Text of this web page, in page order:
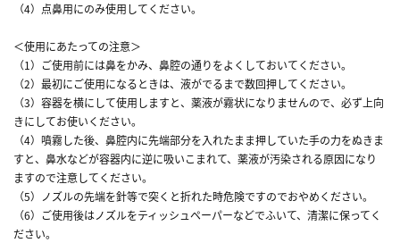
（4）点鼻用にのみ使用してください。
＜使用にあたっての注意＞
（1）ご使用前には鼻をかみ、鼻腔の通りをよくしておいてください。
（2）最初にご使用になるときは、液がでるまで数回押してください。
（3）容器を横にして使用しますと、薬液が霧状になりませんので、必ず上向
きにしてお使いください。
（4）噴霧した後、鼻腔内に先端部分を入れたまま押していた手の力をぬきま
すと、鼻水などが容器内に逆に吸いこまれて、薬液が汚染される原因になり
ますので注意してください。
（5）ノズルの先端を針等で突くと折れた時危険ですのでおやめください。
（6）ご使用後はノズルをティッシュペーパーなどでふいて、清潔に保ってく
ださい。